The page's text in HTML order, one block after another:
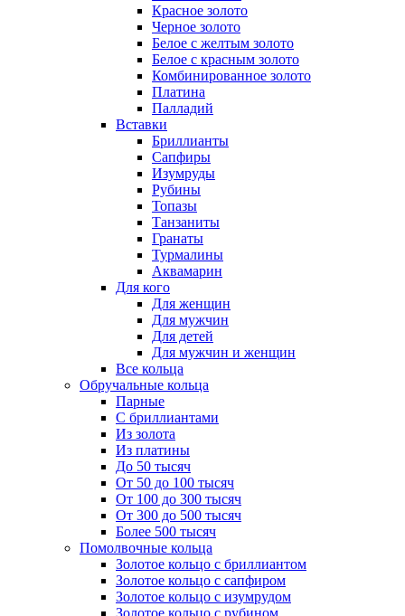
Красное золото
Черное золото
Белое с желтым золото
Белое с красным золото
Комбинированное золото
Платина
Палладий
Вставки
Бриллианты
Сапфиры
Изумруды
Рубины
Топазы
Танзаниты
Гранаты
Турмалины
Аквамарин
Для кого
Для женщин
Для мужчин
Для детей
Для мужчин и женщин
Все кольца
Обручальные кольца
Парные
С бриллиантами
Из золота
Из платины
До 50 тысяч
От 50 до 100 тысяч
От 100 до 300 тысяч
От 300 до 500 тысяч
Более 500 тысяч
Помолвочные кольца
Золотое кольцо с бриллиантом
Золотое кольцо с сапфиром
Золотое кольцо с изумрудом
Золотое кольцо с рубином